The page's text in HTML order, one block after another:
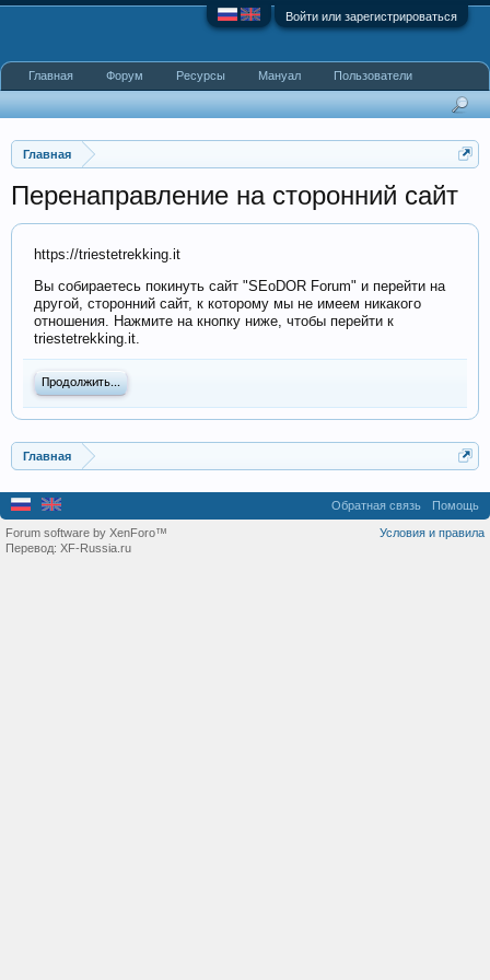
Войти или зарегистрироваться
Главная
Перенаправление на сторонний сайт
https://triestetrekking.it
Вы собираетесь покинуть сайт "SEoDOR Forum" и перейти на
другой, сторонний сайт, к которому мы не имеем никакого
отношения. Нажмите на кнопку ниже, чтобы перейти к
triestetrekking.it.
Продолжить...
Главная
Главная Форум Ресурсы Мануал Пользователи
Обратная связь Помощь
Условия и правила
Forum software by XenForo™
Перевод: XF-Russia.ru